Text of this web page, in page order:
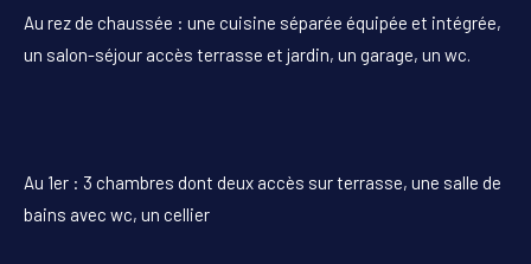
Au rez de chaussée : une cuisine séparée équipée et intégrée,
un salon-séjour accès terrasse et jardin, un garage, un wc.
Au 1er : 3 chambres dont deux accès sur terrasse, une salle de
bains avec wc, un cellier